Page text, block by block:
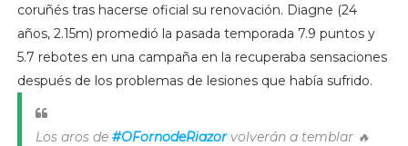
coruñés tras hacerse oficial su renovación. Diagne (24
años, 2.15m) promedió la pasada temporada 7.9 puntos y
5.7 rebotes en una campaña en la recuperaba sensaciones
después de los problemas de lesiones que había sufrido.
Los aros de #OFornodeRiazorvolverán a temblar 🔥